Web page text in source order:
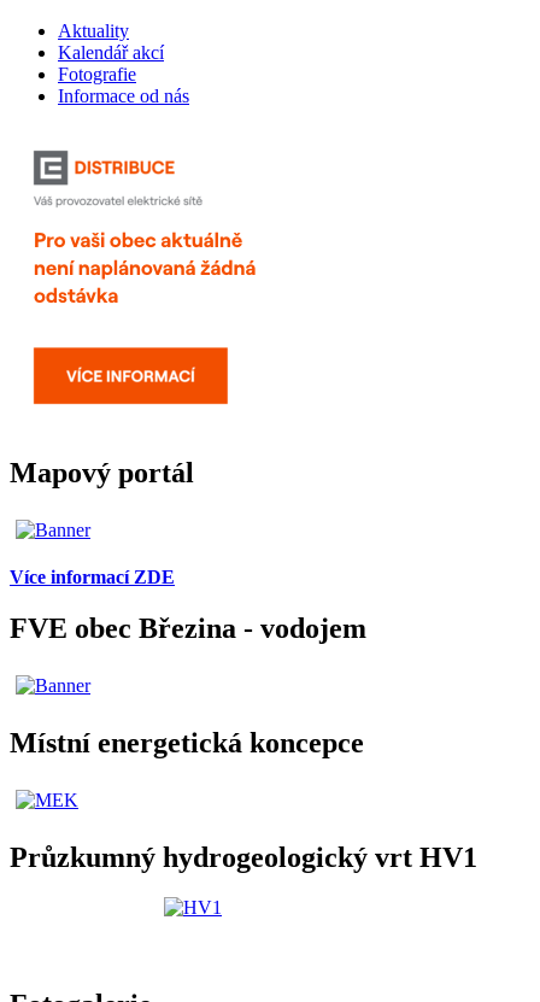
Aktuality
Kalendář akcí
Fotografie
Informace od nás
Mapový portál
Více informací ZDE
FVE obec Březina - vodojem
Místní energetická koncepce
Průzkumný hydrogeologický vrt HV1